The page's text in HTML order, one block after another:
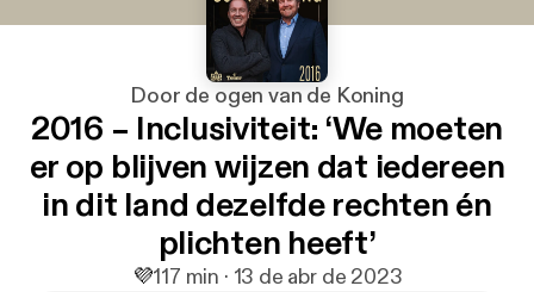
Door de ogen van de Koning
2016 – Inclusiviteit: ‘We moeten
er op blijven wijzen dat iedereen
in dit land dezelfde rechten én
plichten heeft’
💜117 min · 13 de abr de 2023